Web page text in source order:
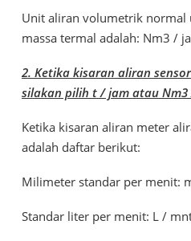
Unit aliran volumetrik normal
massa termal adalah: Nm3 /
2. Ketika kisaran aliran
silakan pilih t / jam atau
Ketika kisaran aliran meter
adalah daftar berikut:
Milimeter standar per menit:
Standar liter per menit: L /